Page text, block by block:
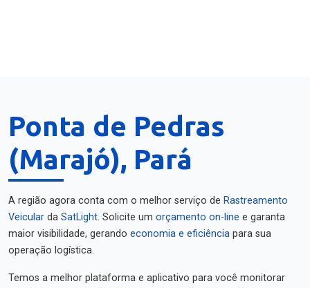
Ponta de Pedras
(Marajó), Pará
A região agora conta com o melhor serviço de Rastreamento
Veicular da SatLight. Solicite um orçamento on-line e garanta
maior visibilidade, gerando economia e eficiência para sua
operação logística.
Temos a melhor plataforma e aplicativo para você monitorar